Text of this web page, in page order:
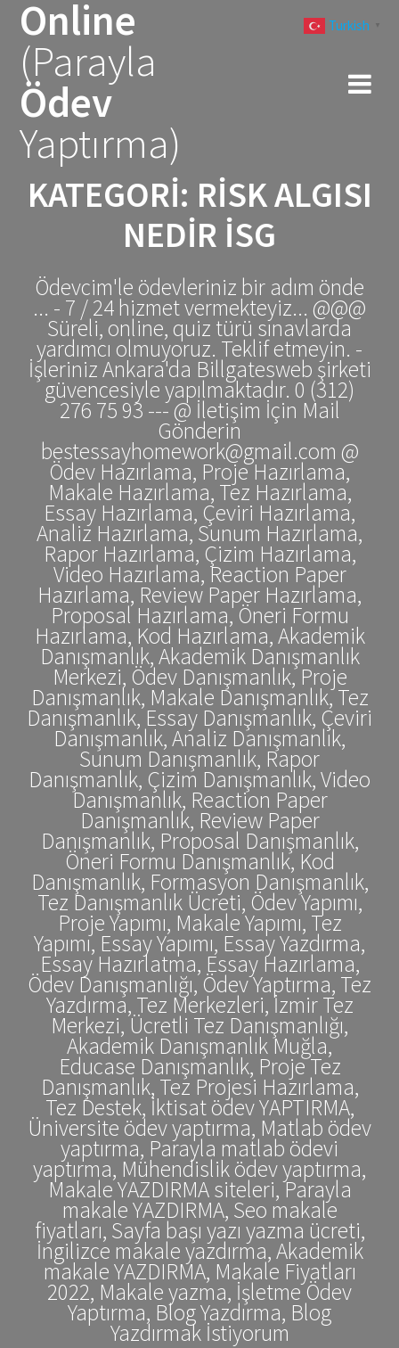
Online
(Parayla
Ödev
Yaptırma)
KATEGORI: RISK ALGISI
NEDIR ISG
Ödevcim'le ödevleriniz bir adım önde
... - 7 / 24 hizmet vermekteyiz... @@@
Süreli, online, quiz türü sınavlarda
yardımcı olmuyoruz. Teklif etmeyin. -
İşleriniz Ankara'da Billgatesweb şirketi
güvencesiyle yapılmaktadır. 0 (312)
276 75 93 --- @ İletişim İçin Mail
Gönderin
bestessayhomework@gmail.com @
Ödev Hazırlama, Proje Hazırlama,
Makale Hazırlama, Tez Hazırlama,
Essay Hazırlama, Çeviri Hazırlama,
Analiz Hazırlama, Sunum Hazırlama,
Rapor Hazırlama, Çizim Hazırlama,
Video Hazırlama, Reaction Paper
Hazırlama, Review Paper Hazırlama,
Proposal Hazırlama, Öneri Formu
Hazırlama, Kod Hazırlama, Akademik
Danışmanlık, Akademik Danışmanlık
Merkezi, Ödev Danışmanlık, Proje
Danışmanlık, Makale Danışmanlık, Tez
Danışmanlık, Essay Danışmanlık, Çeviri
Danışmanlık, Analiz Danışmanlık,
Sunum Danışmanlık, Rapor
Danışmanlık, Çizim Danışmanlık, Video
Danışmanlık, Reaction Paper
Danışmanlık, Review Paper
Danışmanlık, Proposal Danışmanlık,
Öneri Formu Danışmanlık, Kod
Danışmanlık, Formasyon Danışmanlık,
Tez Danışmanlık Ücreti, Ödev Yapımı,
Proje Yapımı, Makale Yapımı, Tez
Yapımı, Essay Yapımı, Essay Yazdırma,
Essay Hazırlatma, Essay Hazırlama,
Ödev Danışmanlığı, Ödev Yaptırma, Tez
Yazdırma, Tez Merkezleri, İzmir Tez
Merkezi, Ücretli Tez Danışmanlığı,
Akademik Danışmanlık Muğla,
Educase Danışmanlık, Proje Tez
Danışmanlık, Tez Projesi Hazırlama,
Tez Destek, İktisat ödev YAPTIRMA,
Üniversite ödev yaptırma, Matlab ödev
yaptırma, Parayla matlab ödevi
yaptırma, Mühendislik ödev yaptırma,
Makale YAZDIRMA siteleri, Parayla
makale YAZDIRMA, Seo makale
fiyatları, Sayfa başı yazı yazma ücreti,
İngilizce makale yazdırma, Akademik
makale YAZDIRMA, Makale Fiyatları
2022, Makale yazma, İşletme Ödev
Yaptırma, Blog Yazdırma, Blog
Yazdırmak İstiyorum
Turkish ▼